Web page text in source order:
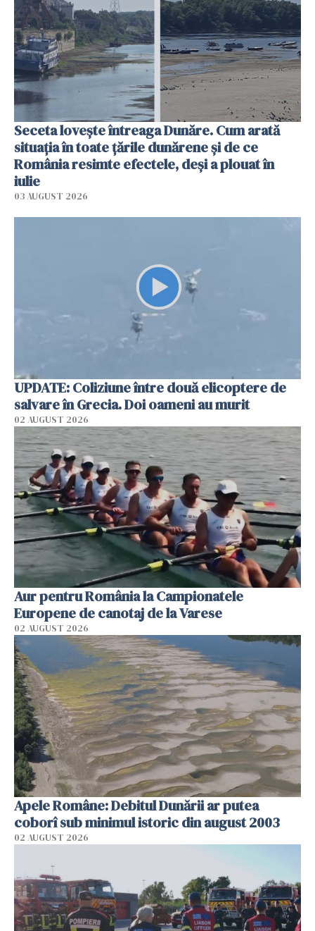
Seceta lovește întreaga Dunăre. Cum arată
situația în toate țările dunărene și de ce
România resimte efectele, deși a plouat în
iulie
03 AUGUST 2026
UPDATE: Coliziune între două elicoptere de
salvare în Grecia. Doi oameni au murit
02 AUGUST 2026
Aur pentru România la Campionatele
Europene de canotaj de la Varese
02 AUGUST 2026
Apele Române: Debitul Dunării ar putea
coborî sub minimul istoric din august 2003
02 AUGUST 2026